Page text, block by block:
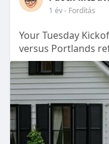
1 év- Fordítás
Your Tuesday
versus Portlands